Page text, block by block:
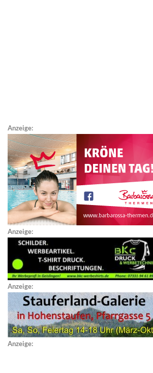
Anzeige:
Anzeige:
Anzeige:
Anzeige: